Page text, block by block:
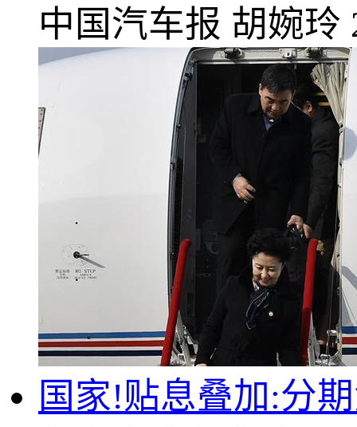
中国汽车报 胡婉玲
国家!贴息叠加:分